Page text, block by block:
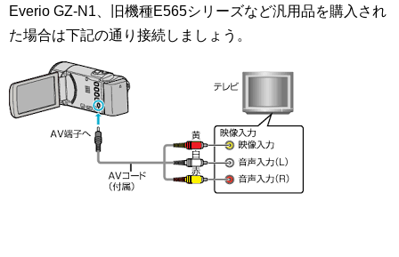
Everio GZ-N1、旧機種E565シリーズなど汎用品を購入され
た場合は下記の通り接続しましょう。